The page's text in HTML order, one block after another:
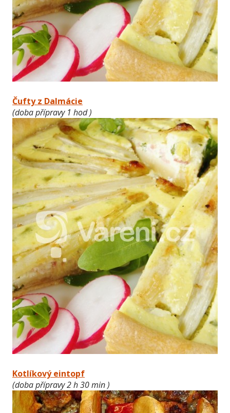
Čufty z Dalmácie
(doba přípravy 1 hod )
Kotlíkový eintopf
(doba přípravy 2 h 30 min )